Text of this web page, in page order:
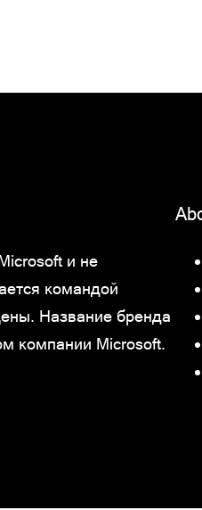
и не
командой
Название бренда
компании Microsoft.